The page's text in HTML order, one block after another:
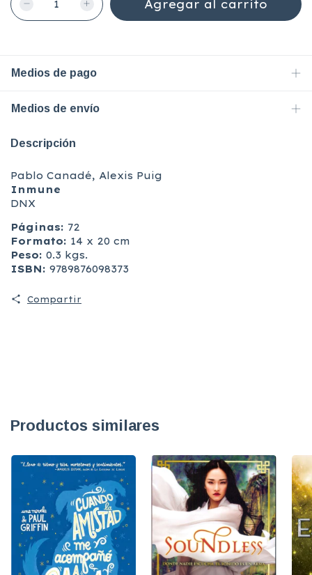
Medios de pago
Medios de envío
Descripción
Pablo Canadé, Alexis Puig
Inmune
DNX
Páginas: 72
Formato: 14 x 20 cm
Peso: 0.3 kgs.
ISBN: 9789876098373
Compartir
Productos similares